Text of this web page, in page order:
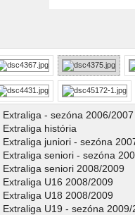
Extraliga - sezóna 2006/2007
Extraliga história
Extraliga juniori - sezóna
Extraliga seniori - sezóna
Extraliga seniori 2008/2009
Extraliga U16 2008/2009
Extraliga U18 2008/2009
Extraliga U19 - sezóna 2009/